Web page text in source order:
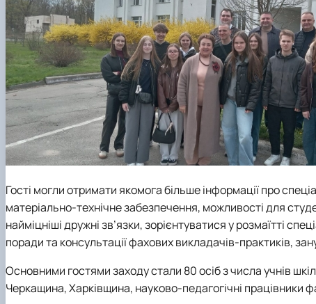
Гості могли отримати якомога більше інформації про
матеріально-технічне забезпечення, можливості для
найміцніші дружні зв’язки, зорієнтуватися у розмаїтті
поради та консультації фахових викладачів-практиків,
Основними гостями заходу стали 80 осіб з числа учнів
Черкащина, Харківщина, науково-педагогічні